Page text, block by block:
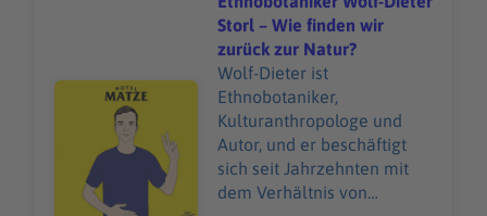
Audiotitel - Ethnobotaniker Wolf-Dieter Storl – Wie
Storl – Wie finden wir
zurück zur Natur?
Wolf-Dieter ist
Ethnobotaniker,
Kulturanthropologe und
Autor, und er beschäftigt
sich seit Jahrzehnten mit
dem Verhältnis von